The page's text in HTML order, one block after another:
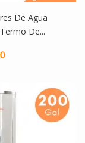
De Agua
De...